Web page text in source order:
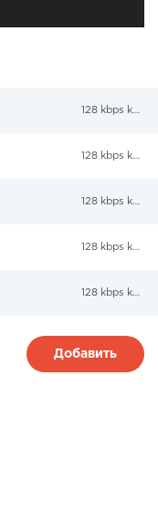
128 kbps kbps
128 kbps kbps
128 kbps kbps
128 kbps kbps
128 kbps kbps
Добавить